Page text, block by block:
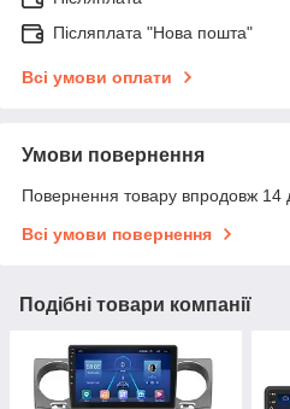
Післяплата "Нова пошта"
Всі умови оплати
Умови повернення
Повернення товару впродовж 14
Всі умови повернення
Подібні товари компанії